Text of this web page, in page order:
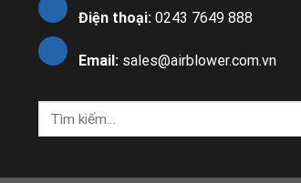
Điện thoại: 0243 7649 888
Email: sales@airblower.com.vn